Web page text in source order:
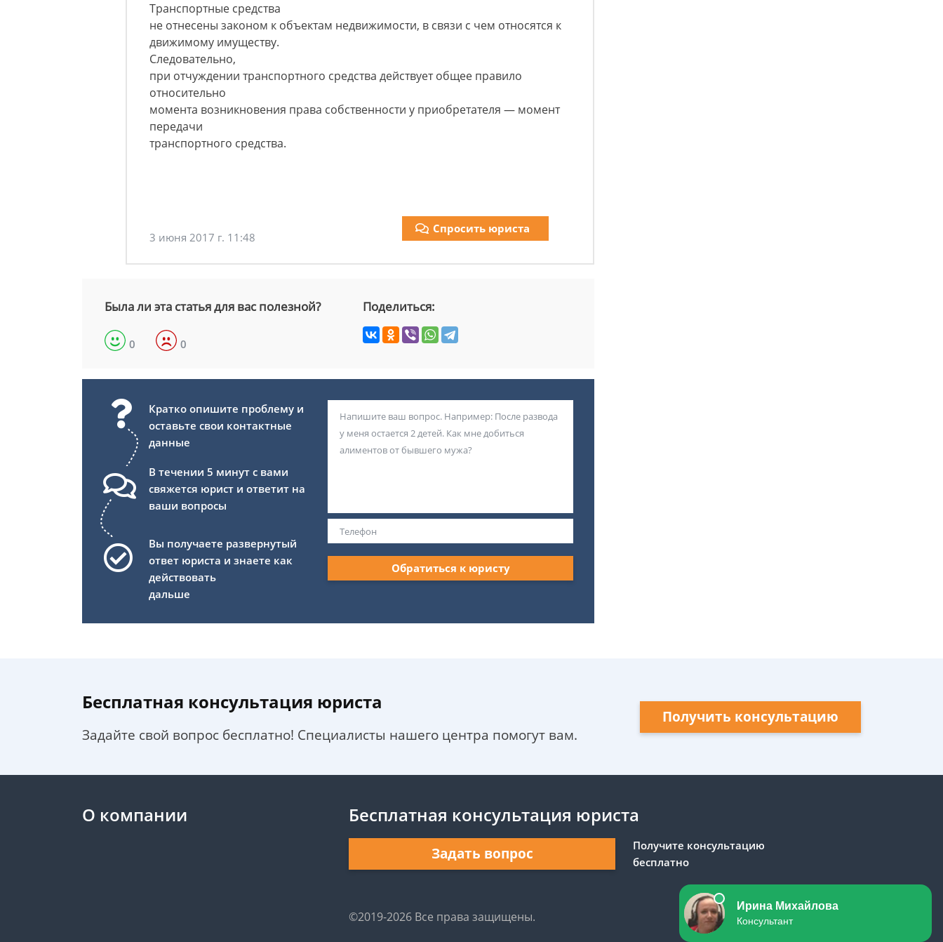
Транспортные средства
не отнесены законом к объектам недвижимости, в связи с чем относятся к
движимому имуществу.
Следовательно,
при отчуждении транспортного средства действует общее правило
относительно
момента возникновения права собственности у приобретателя — момент
передачи
транспортного средства.
3 июня 2017 г. 11:48
Спросить юриста
Была ли эта статья для вас полезной?
0 0
Поделиться:
Кратко опишите проблему и
оставьте свои контактные
данные
В течении 5 минут с вами
свяжется юрист и ответит на
ваши вопросы
Вы получаете развернутый
ответ юриста и знаете как
действовать
дальше
Обратиться к юристу
Бесплатная консультация юриста
Задайте свой вопрос бесплатно! Специалисты нашего центра помогут вам.
Получить консультацию
О компании Бесплатная консультация юриста
Задать вопрос
Получите консультацию
бесплатно
©2019-2026 Все права защищены.